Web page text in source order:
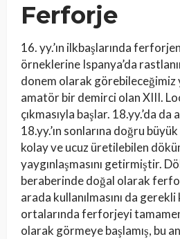
Ferforje
16. yy.’ın ilkbaşlarında
örneklerine Ispanya’da
donem olarak görebileceğimiz
amatör bir demirci olan XIII.
çıkmasıyla başlar. 18.yy.’da da
18.yy.’ın sonlarına doğru
kolay ve ucuz üretilebilen
yaygınlaşmasını getirmiştir.
beraberinde doğal olarak
arada kullanılmasını da gerekli
ortalarında ferforjeyi
olarak görmeye başlamış, bu